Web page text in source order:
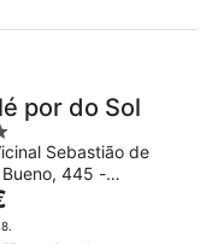
por do Sol
Sebastião de
445 -
Serra Negra -
Negra SP